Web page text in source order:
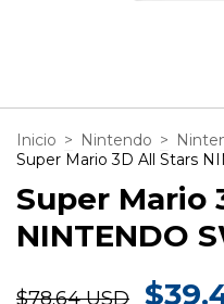
Inicio > Nintendo >
Super Mario 3D All Stars
Super Mario
NINTENDO
$78.64 USD